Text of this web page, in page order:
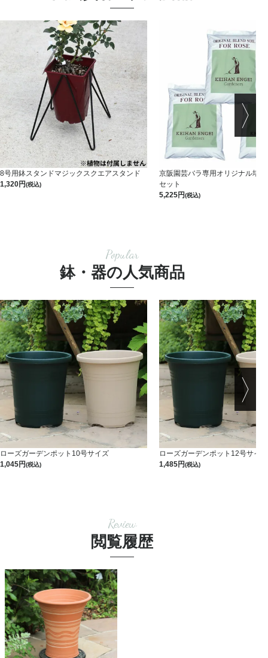
8号用鉢スタンドマジックスクエアスタンド
1,320
(税込)
京阪園芸バラ専用オリジナル培
セット
5,225
(税込)
Popular
鉢・器の人気商品
ローズガーデンポット10号サイズ
1,045
(税込)
ローズガーデンポット12号サイズ
1,485
(税込)
Review
閲覧履歴